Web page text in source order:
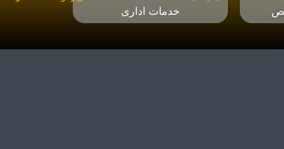
خدمات اداری